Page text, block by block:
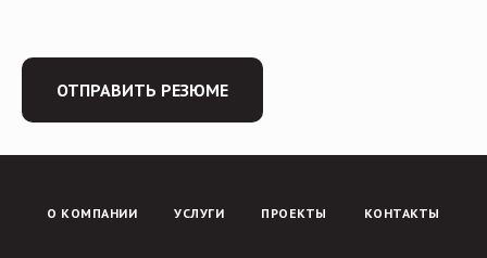
ОТПРАВИТЬ РЕЗЮМЕ
О КОМПАНИИ УСЛУГИ ПРОЕКТЫ КОНТАКТЫ